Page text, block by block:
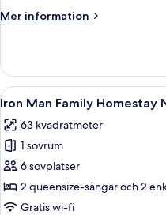
Legoland
Mer information
Mer
Family
Homestay
Near
w
Slide
Öppna
alla
foton
för
Iron
Man
Family
12
Iron Man Family Homestay
63 kvadratmeter
1 sovrum
6 sovplatser
2 queensize-sängar och 2
Gratis wi-fi